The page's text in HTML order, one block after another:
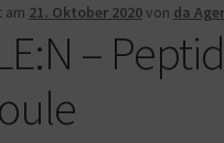
am 21. Oktober 2020von da
–